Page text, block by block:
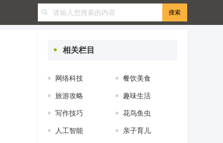
相关栏目
网络科技 餐饮美食
旅游攻略 趣味生活
写作技巧 花鸟鱼虫
人工智能 亲子育儿